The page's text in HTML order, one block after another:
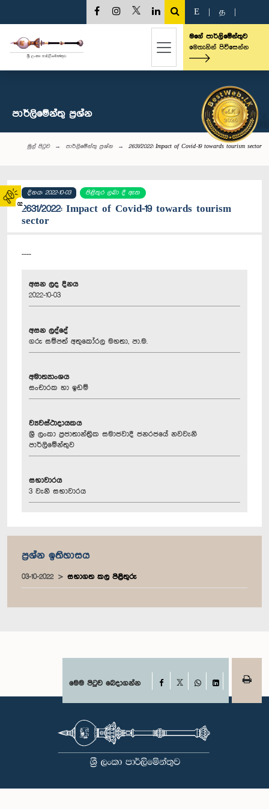
02
E த
මගේ පාර්ලිමේන්තුව
මෙතැනින් පිවිසෙන්න
පාර්ලි‌මේන්තු‌ ප්‍රශ්න
මුල් පිටුව පාර්ලි‌මේන්තු‌ ප්‍රශ්න 2631/2022: Impact of Covid-19 towards tourism sector
දිනය: 2022-10-03 පිළිතුර ලබා දී ඇත
2631/2022: Impact of Covid-19 towards tourism
sector
----
අසන ලද දිනය
2022-10-03
අසන ලද්දේ
ගරු සම්පත් අතුකෝරල මහතා, පා.ම.
අමාත්‍යාංශය
සංචාරක හා ඉඩම්
ව්‍යවස්ථාදායකය
ශ්‍රී ලංකා ප්‍රජාතාන්ත්‍රික සමාජවාදී ජනරජයේ නවවැනි
පාර්ලිමේන්තුව
සභාවාරය
3 වැනි සභාවාරය
ප්‍රශ්න ඉතිහාසය
03-10-2022 සභාගත කල පිළිතුරු
මෙම පිටුව බෙදාගන්න Facebook
WhatsAppLinkedIn